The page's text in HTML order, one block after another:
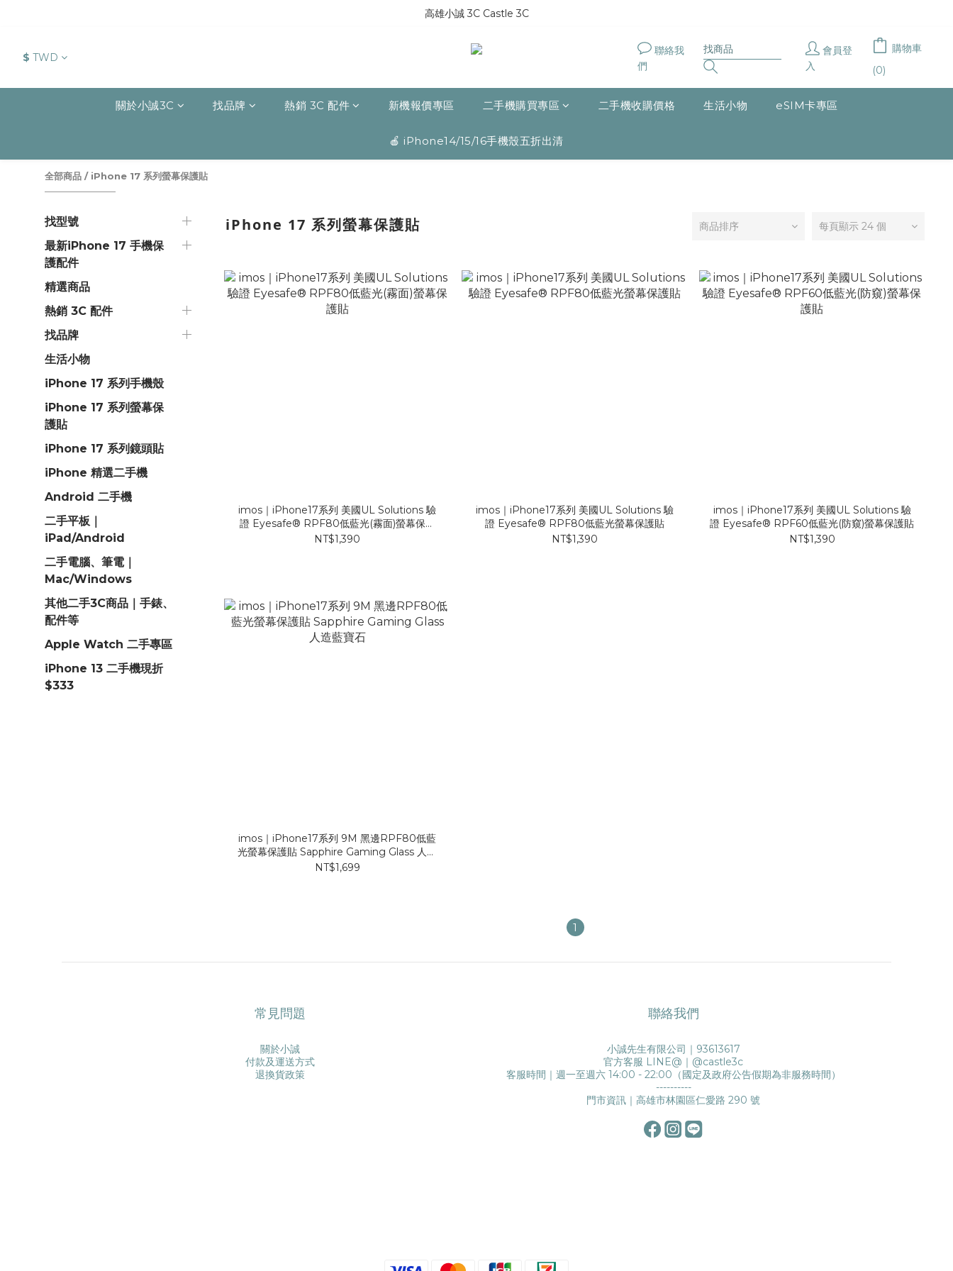
高雄小誠 3C Castle 3C
$ TWD
聯絡我
們
會員登
入
購物車
(0)
關於小誠3C 找品牌 熱銷 3C 配件 新機報價專區 二手機購買專區 二手機收購價格 生活小物 eSIM卡專區
🍎 iPhone14/15/16手機殼五折出清
全部商品 / iPhone 17 系列螢幕保護貼
找型號
最新iPhone 17 手機保
護配件
精選商品
熱銷 3C 配件
找品牌
生活小物
iPhone 17 系列手機殼
iPhone 17 系列螢幕保
護貼
iPhone 17 系列鏡頭貼
iPhone 精選二手機
Android 二手機
二手平板｜
iPad/Android
二手電腦、筆電｜
Mac/Windows
其他二手3C商品｜手錶、
配件等
Apple Watch 二手專區
iPhone 13 二手機現折
$333
iPhone 17 系列螢幕保護貼 商品排序 每頁顯示 24 個
imos｜iPhone17系列 美國UL Solutions 驗
證 Eyesafe® RPF80低藍光(霧面)螢幕保護
貼
NT$1,390
imos｜iPhone17系列 美國UL Solutions 驗
證 Eyesafe® RPF80低藍光螢幕保護貼
NT$1,390
imos｜iPhone17系列 美國UL Solutions 驗
證 Eyesafe® RPF60低藍光(防窺)螢幕保護貼
NT$1,390
imos｜iPhone17系列 9M 黑邊RPF80低藍
光螢幕保護貼 Sapphire Gaming Glass 人造
藍寶石
NT$1,699
1
常見問題
關於小誠
付款及運送方式
退換貨政策
聯絡我們
小誠先生有限公司｜93613617
官方客服 LINE@｜ @castle3c
客服時間｜週一至週六 14:00 - 22:00（國定及政府公告假期為非服務時間）
----------
門市資訊｜高雄市林園區仁愛路 290 號